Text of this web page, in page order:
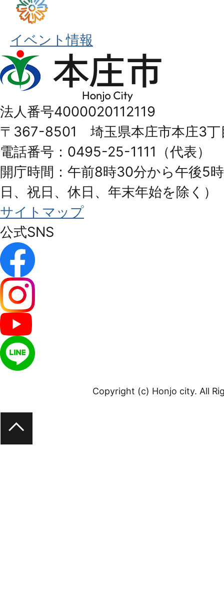
イベント情報
本
庄
Honjo
City
法人番号4000020112119
〒367-8501 埼玉県本庄市本庄3丁
電話番号：0495-25-1111（代表）
開庁時間：午前8時30分から午後5
日、祝日、休日、年末年始を除く）
サイトマップ
公式SNS
Copyright (c) Honjo city. All